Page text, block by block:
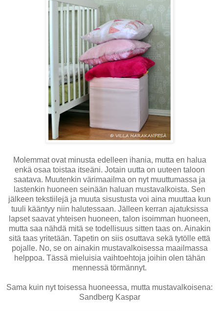
Molemmat ovat minusta edelleen ihania, mutta en halua
enkä osaa toistaa itseäni. Jotain uutta on uuteen taloon
saatava. Muutenkin värimaailma on nyt muuttumassa ja
lastenkin huoneen seinään haluan mustavalkoista. Sen
jälkeen tekstiilejä ja muuta sisustusta voi aina muuttaa kun
tuuli kääntyy niin halutessaan. Jälleen kerran ajatuksissa
lapset saavat yhteisen huoneen, talon isoimman huoneen,
mutta saa nähdä mitä se todellisuus sitten taas on. Ainakin
sitä taas yritetään. Tapetin on siis osuttava sekä tytölle että
pojalle. No, se on ainakin mustavalkoisessa maailmassa
helppoa. Tässä mieluisia vaihtoehtoja joihin olen tähän
mennessä törmännyt.
Sama kuin nyt toisessa huoneessa, mutta mustavalkoisena:
Sandberg Kaspar